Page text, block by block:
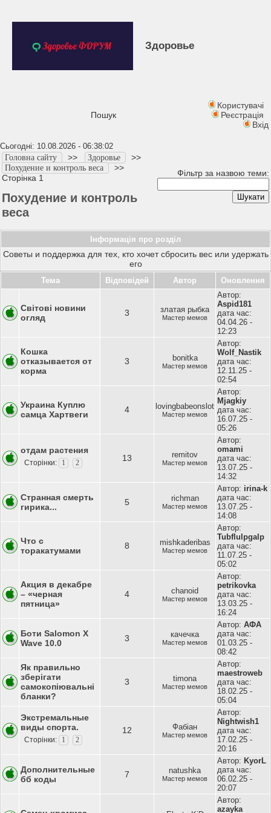
Здоровье
Пошук
Користувачі
Реєстрація
Вхід
Сьогодні: 10.08.2026 - 06:38:02
Головна сайту
>> Здоровье >>
Похудение и контроль веса
>>
Сторінка 1
Похудение и контроль
веса
Фільтр за назвою теми:
Інформація про розділ
Советы и поддержка для тех, кто хочет сбросить вес или удержать
его
Тема Відповідей Автор Оновлення
Світові новини
огляд
3 златая рыбка
Мастер мемов
Автор:
Aspid181
дата час:
04.04.26 -
12:23
Кошка
отказывается от
корма
3 bonitka
Мастер мемов
Автор:
Wolf_Nastik
дата час:
12.11.25 -
02:54
Украина Куплю
самца Хартвеги
4 lovingbabeonslot
Мастер мемов
Автор:
Mjagkiy
дата час:
16.07.25 -
05:26
отдам растения
Сторінки: 1 2
13 remitov
Мастер мемов
Автор:
omami
дата час:
13.07.25 -
14:32
Странная смерть
гирика...
5 richman
Мастер мемов
Автор: irina-k
дата час:
13.07.25 -
14:08
Что с
торакатумами
8 mishkaderibas
Мастер мемов
Автор:
Tubflulpgalp
дата час:
11.07.25 -
05:02
Акция в декабре
– «черная
пятница»
4 chanoid
Мастер мемов
Автор:
petrikovka
дата час:
13.03.25 -
16:24
Боти Salomon X
Wave 10.0
3 качечка
Мастер мемов
Автор: АФА
дата час:
01.03.25 -
08:42
Як правильно
зберігати
самокопіювальні
бланки?
3 timona
Мастер мемов
Автор:
maestroweb
дата час:
18.02.25 -
05:04
Экстремальные
виды спорта.
Сторінки: 1 2
12 Фабіан
Мастер мемов
Автор:
Nightwish1
дата час:
17.02.25 -
20:16
Дополнительные
бб коды
7 natushka
Мастер мемов
Автор: KyorL
дата час:
06.02.25 -
20:07
Автор:
azayka